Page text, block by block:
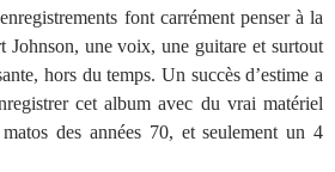
font carrément penser à la
Johnson, une voix, une guitare et surtout
hors du temps. Un succès d’estime a
cet album avec du vrai matériel
des années 70, et seulement un 4